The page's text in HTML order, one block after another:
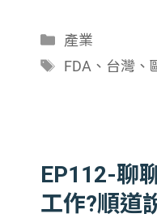
分
類
產業
標
FDA 、 台灣 、
EP112-聊
工作?順道